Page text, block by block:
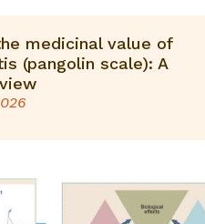
medicinal value of
(pangolin scale): A